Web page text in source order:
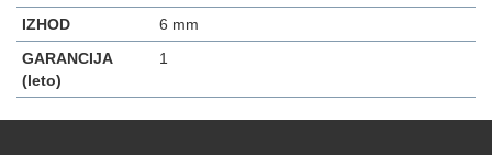
IZHOD
6 mm
GARANCIJA
(leto)
1